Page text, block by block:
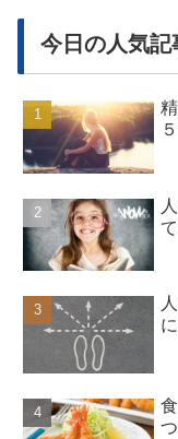
今日の人気